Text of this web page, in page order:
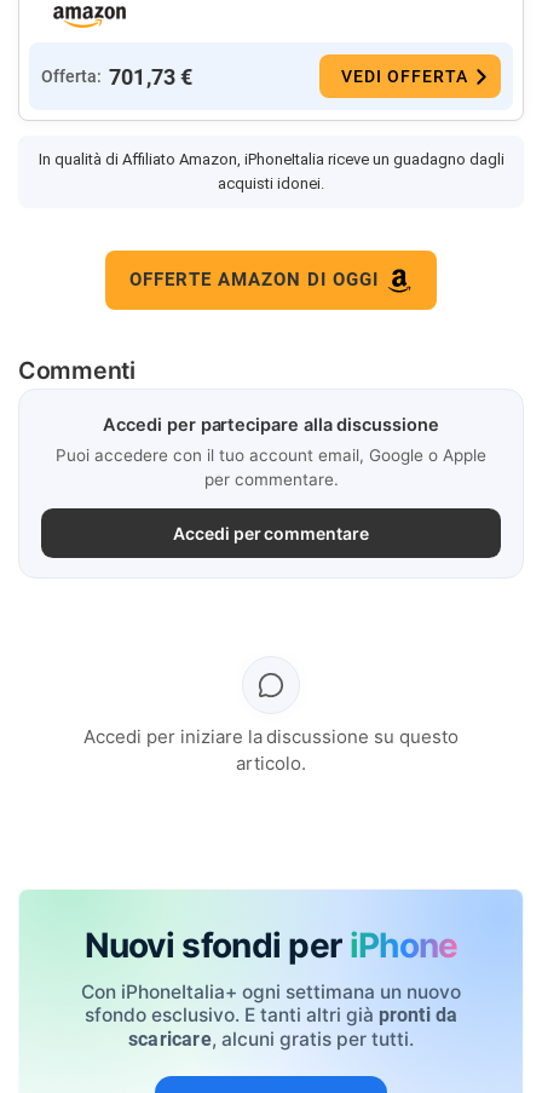
Offerta: 701,73 € VEDI OFFERTA
In qualità di Affiliato Amazon, iPhoneItalia riceve un guadagno dagli
acquisti idonei.
OFFERTE AMAZON DI OGGI
Commenti
Accedi per partecipare alla discussione
Puoi accedere con il tuo account email, Google o Apple
per commentare.
Accedi per commentare
Accedi per iniziare la discussione su questo
articolo.
Nuovi sfondi per iPhone
Con iPhoneItalia+ ogni settimana un nuovo
sfondo esclusivo. E tanti altri già pronti da
scaricare, alcuni gratis per tutti.